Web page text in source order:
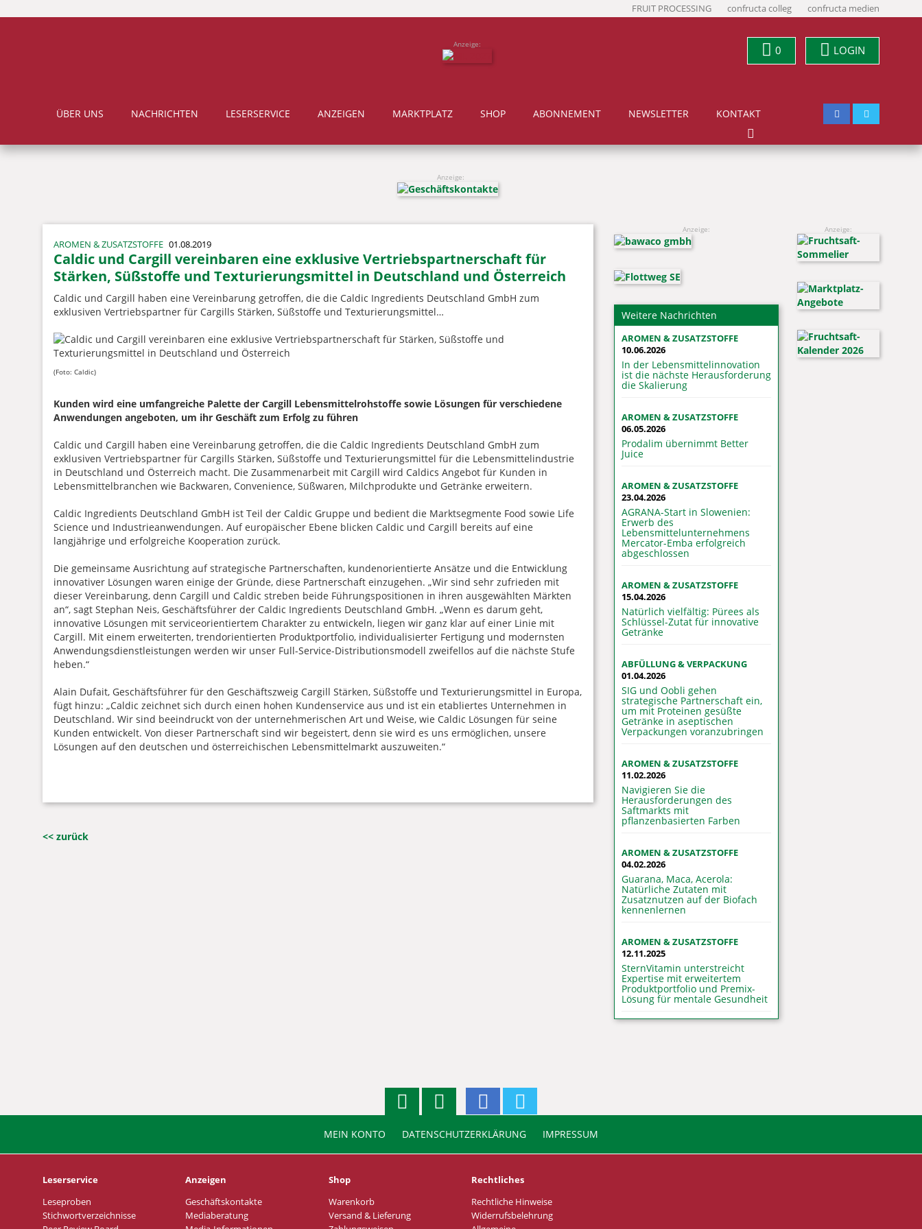
FRUIT PROCESSING confructa colleg confructa medien
0 LOGIN
Anzeige:
ÜBER UNS NACHRICHTEN LESERSERVICE ANZEIGEN MARKTPLATZ SHOP ABONNEMENT NEWSLETTER KONTAKT
Anzeige:
AROMEN & ZUSATZSTOFFE 01.08.2019
Caldic und Cargill vereinbaren eine exklusive Vertriebspartnerschaft für
Stärken, Süßstoffe und Texturierungsmittel in Deutschland und Österreich
Caldic und Cargill haben eine Vereinbarung getroffen, die die Caldic Ingredients Deutschland GmbH zum
exklusiven Vertriebspartner für Cargills Stärken, Süßstoffe und Texturierungsmittel…
(Foto: Caldic)
Kunden wird eine umfangreiche Palette der Cargill Lebensmittelrohstoffe sowie Lösungen für verschiedene
Anwendungen angeboten, um ihr Geschäft zum Erfolg zu führen
Caldic und Cargill haben eine Vereinbarung getroffen, die die Caldic Ingredients Deutschland GmbH zum
exklusiven Vertriebspartner für Cargills Stärken, Süßstoffe und Texturierungsmittel für die Lebensmittelindustrie
in Deutschland und Österreich macht. Die Zusammenarbeit mit Cargill wird Caldics Angebot für Kunden in
Lebensmittelbranchen wie Backwaren, Convenience, Süßwaren, Milchprodukte und Getränke erweitern.
Caldic Ingredients Deutschland GmbH ist Teil der Caldic Gruppe und bedient die Marktsegmente Food sowie Life
Science und Industrieanwendungen. Auf europäischer Ebene blicken Caldic und Cargill bereits auf eine
langjährige und erfolgreiche Kooperation zurück.
Die gemeinsame Ausrichtung auf strategische Partnerschaften, kundenorientierte Ansätze und die Entwicklung
innovativer Lösungen waren einige der Gründe, diese Partnerschaft einzugehen. „Wir sind sehr zufrieden mit
dieser Vereinbarung, denn Cargill und Caldic streben beide Führungspositionen in ihren ausgewählten Märkten
an“, sagt Stephan Neis, Geschäftsführer der Caldic Ingredients Deutschland GmbH. „Wenn es darum geht,
innovative Lösungen mit serviceorientiertem Charakter zu entwickeln, liegen wir ganz klar auf einer Linie mit
Cargill. Mit einem erweiterten, trendorientierten Produktportfolio, individualisierter Fertigung und modernsten
Anwendungsdienstleistungen werden wir unser Full-Service-Distributionsmodell zweifellos auf die nächste Stufe
heben.“
Alain Dufait, Geschäftsführer für den Geschäftszweig Cargill Stärken, Süßstoffe und Texturierungsmittel in Europa,
fügt hinzu: „Caldic zeichnet sich durch einen hohen Kundenservice aus und ist ein etabliertes Unternehmen in
Deutschland. Wir sind beeindruckt von der unternehmerischen Art und Weise, wie Caldic Lösungen für seine
Kunden entwickelt. Von dieser Partnerschaft sind wir begeistert, denn sie wird es uns ermöglichen, unsere
Lösungen auf den deutschen und österreichischen Lebensmittelmarkt auszuweiten.“
<< zurück
Anzeige:
Weitere Nachrichten
AROMEN & ZUSATZSTOFFE
10.06.2026
In der Lebensmittelinnovation
ist die nächste Herausforderung
die Skalierung
AROMEN & ZUSATZSTOFFE
06.05.2026
Prodalim übernimmt Better
Juice
AROMEN & ZUSATZSTOFFE
23.04.2026
AGRANA-Start in Slowenien:
Erwerb des
Lebensmittelunternehmens
Mercator-Emba erfolgreich
abgeschlossen
AROMEN & ZUSATZSTOFFE
15.04.2026
Natürlich vielfältig: Pürees als
Schlüssel-Zutat für innovative
Getränke
ABFÜLLUNG & VERPACKUNG
01.04.2026
SIG und Oobli gehen
strategische Partnerschaft ein,
um mit Proteinen gesüßte
Getränke in aseptischen
Verpackungen voranzubringen
AROMEN & ZUSATZSTOFFE
11.02.2026
Navigieren Sie die
Herausforderungen des
Saftmarkts mit
pflanzenbasierten Farben
AROMEN & ZUSATZSTOFFE
04.02.2026
Guarana, Maca, Acerola:
Natürliche Zutaten mit
Zusatznutzen auf der Biofach
kennenlernen
AROMEN & ZUSATZSTOFFE
12.11.2025
SternVitamin unterstreicht
Expertise mit erweitertem
Produktportfolio und Premix-
Lösung für mentale Gesundheit
Anzeige:
MEIN KONTO DATENSCHUTZERKLÄRUNG IMPRESSUM
Leserservice
Leseproben
Stichwortverzeichnisse
Anzeigen
Geschäftskontakte
Mediaberatung
Shop
Warenkorb
Versand & Lieferung
Rechtliches
Rechtliche Hinweise
Widerrufsbelehrung